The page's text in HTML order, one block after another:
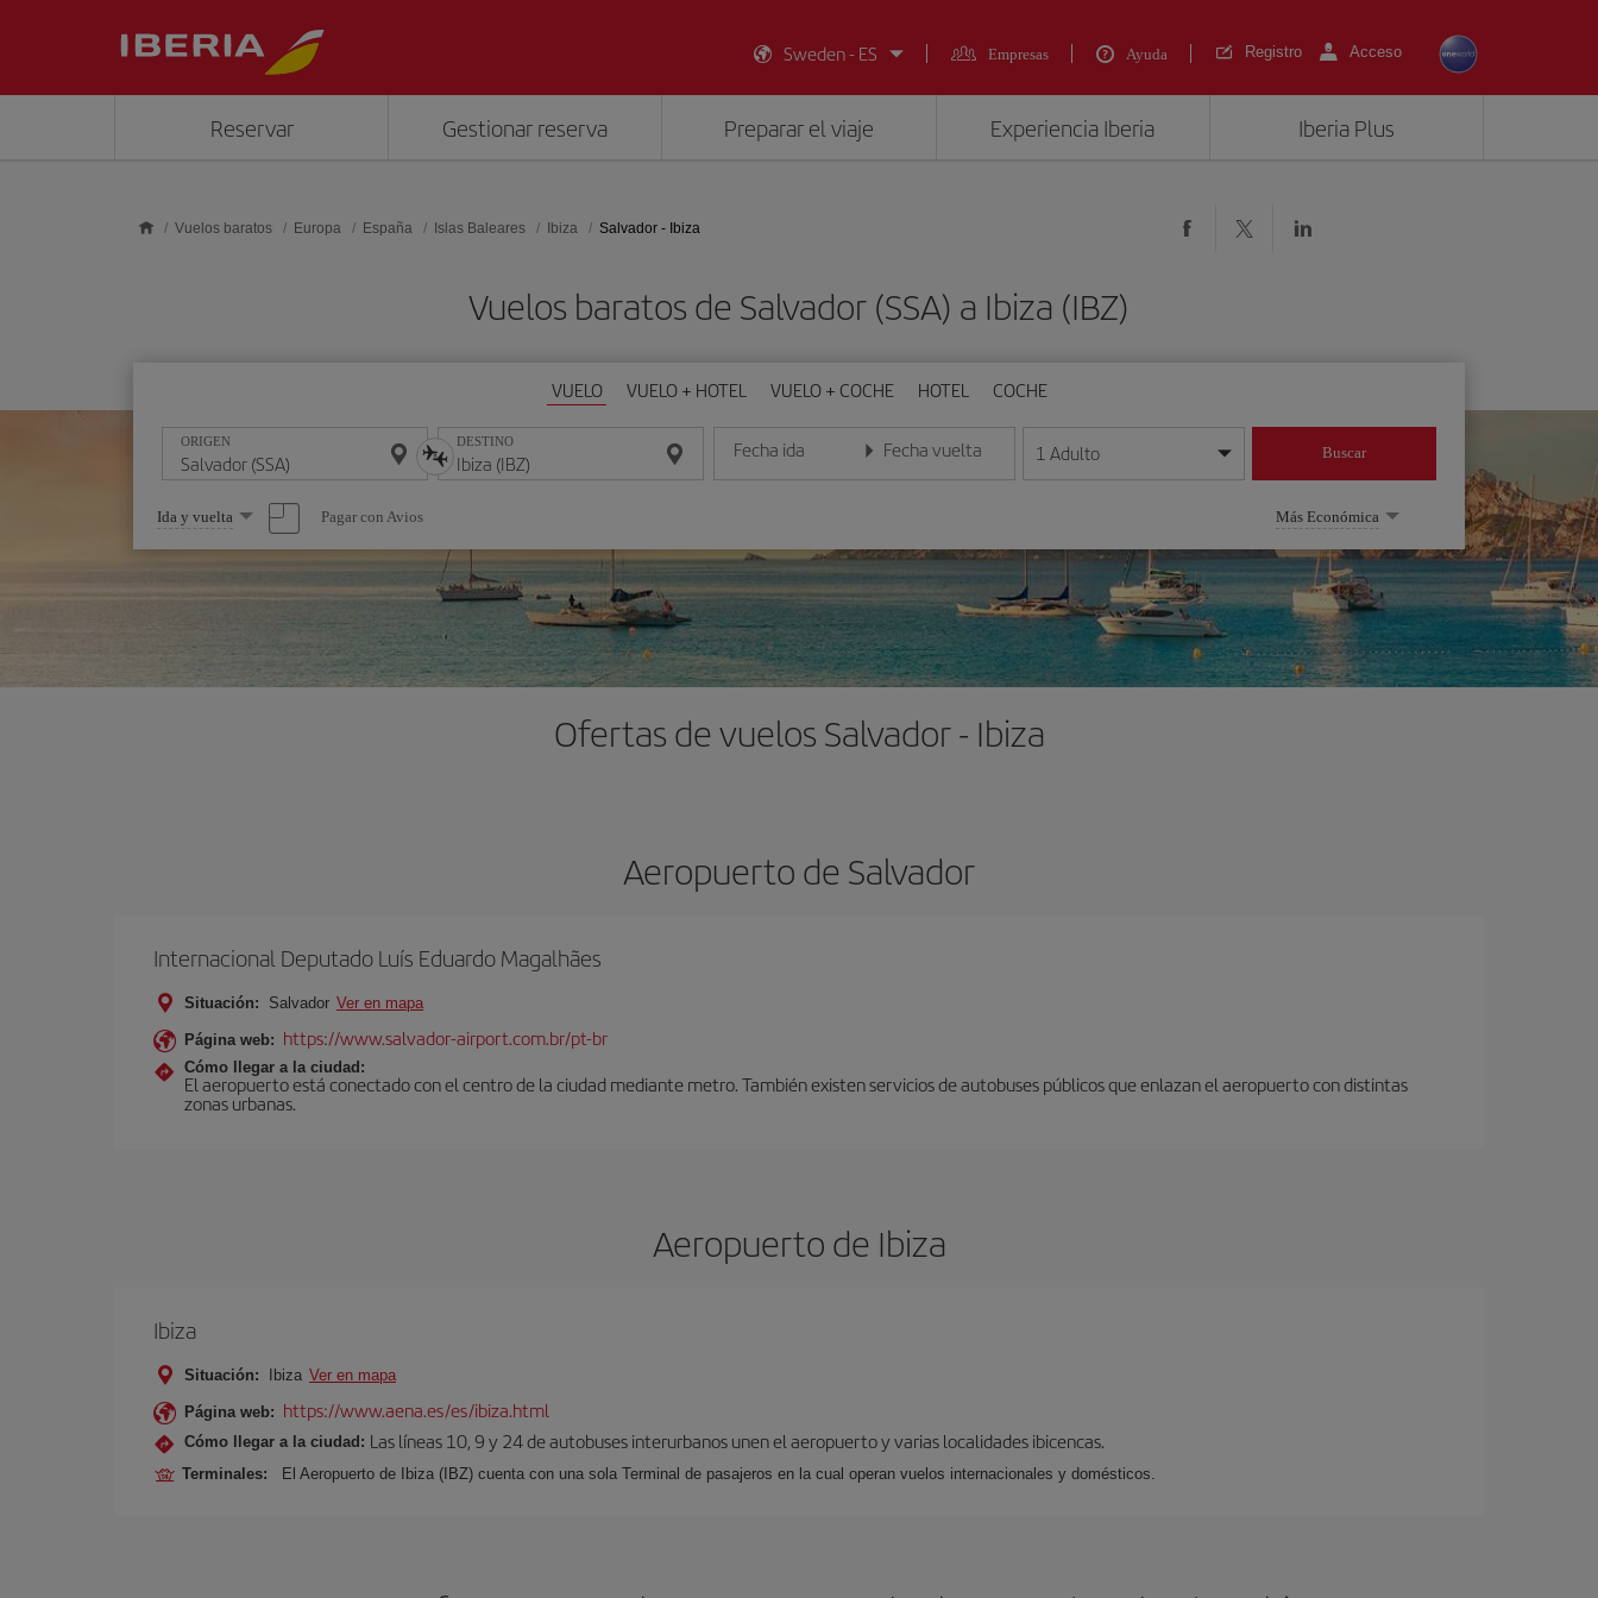
Sweden - ES
Empresas Ayuda Registro Acceso
Reservar Gestionar reserva Preparar el viaje Experiencia Iberia Iberia Plus
Vuelos baratos Europa España Islas Baleares Ibiza Salvador - Ibiza
Vuelos baratos de Salvador (SSA) a Ibiza (IBZ)
VUELO VUELO + HOTEL VUELO + COCHE HOTEL COCHE
ORIGEN DESTINO Fecha ida
Introduce la fecha en formato día/mes/año
Fecha vuelta
Introduce la fecha en formato día/mes/año
1 Adulto Buscar
Seleccione
una
opción
Ida y vuelta Pagar con Avios Más Económica
Ofertas de vuelos Salvador - Ibiza
Aeropuerto de Salvador
Internacional Deputado Luís Eduardo Magalhães
Situación: Salvador Ver en mapa
Página web: https://www.salvador-airport.com.br/pt-br
Cómo llegar a la ciudad:
El aeropuerto está conectado con el centro de la ciudad mediante metro. También existen servicios de autobuses públicos que enlazan el aeropuerto con distintas
zonas urbanas.
Aeropuerto de Ibiza
Ibiza
Situación: Ibiza Ver en mapa
Página web: https://www.aena.es/es/ibiza.html
Cómo llegar a la ciudad: Las líneas 10, 9 y 24 de autobuses interurbanos unen el aeropuerto y varias localidades ibicencas.
Terminales: El Aeropuerto de Ibiza (IBZ) cuenta con una sola Terminal de pasajeros en la cual operan vuelos internacionales y domésticos.